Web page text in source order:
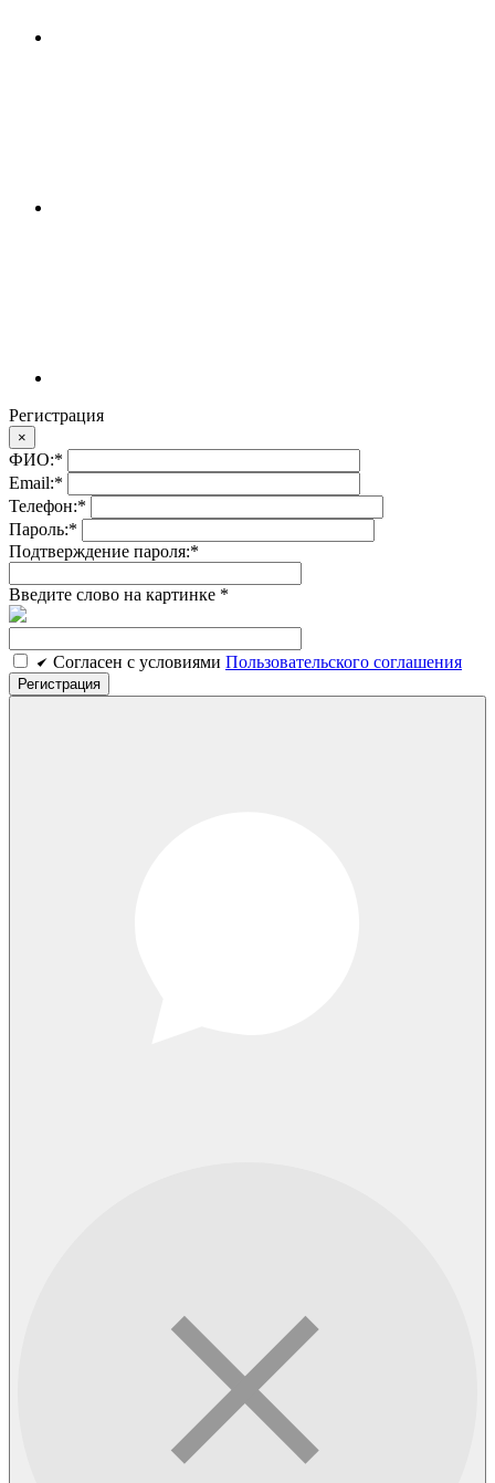
Регистрация
×
ФИО:*
Email:*
Телефон:*
Пароль:*
Подтверждение пароля:*
Введите слово на картинке *
Cогласен c условиями Пользовательского соглашения